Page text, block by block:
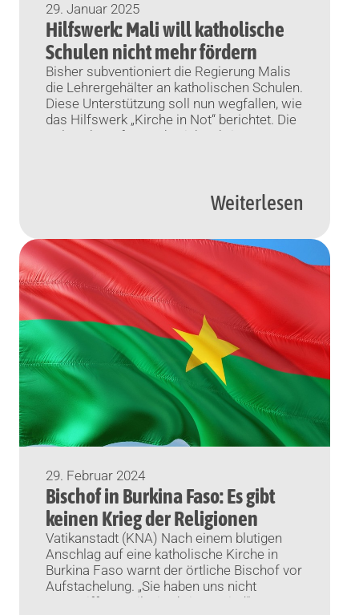
29. Januar 2025
Hilfswerk: Mali will katholische
Schulen nicht mehr fördern
Bisher subventioniert die Regierung Malis
die Lehrergehälter an katholischen Schulen.
Diese Unterstützung soll nun wegfallen, wie
das Hilfswerk „Kirche in Not“ berichtet. Die
Folgen beträfen auch Nicht-Christen.
Die Regierung des Landes wolle den
Weiterlesen
29. Februar 2024
Bischof in Burkina Faso: Es gibt
keinen Krieg der Religionen
Vatikanstadt (KNA) Nach einem blutigen
Anschlag auf eine katholische Kirche in
Burkina Faso warnt der örtliche Bischof vor
Aufstachelung. „Sie haben uns nicht
angegriffen, weil wir Christen sind“, sagte